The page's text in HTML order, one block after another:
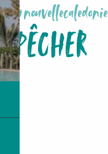
#nouvellecaledonie
PÊCHER